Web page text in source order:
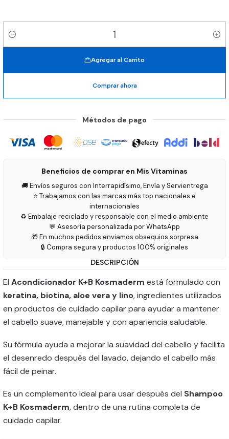
Cantidad
Agregar al Carrito
Comprar ahora
Métodos de pago
Beneficios de comprar en Mis Vitaminas
🚚 Envíos seguros con Interrapidísimo, Envía y Servientrega
⭐ Trabajamos con las marcas más top nacionales e
internacionales
♻️ Embalaje reciclado y responsable con el medio ambiente
💬 Asesoría personalizada por WhatsApp
🎁 En muchos pedidos enviamos obsequios sorpresa
🔒 Compra segura y productos 100% originales
DESCRIPCIÓN
El Acondicionador K+B Kosmaderm está formulado con
keratina, biotina, aloe vera y lino, ingredientes utilizados
en productos de cuidado capilar para ayudar a mantener
el cabello suave, manejable y con apariencia saludable.
Su fórmula ayuda a mejorar la suavidad del cabello y facilita
el desenredo después del lavado, dejando el cabello más
fácil de peinar.
Es un complemento ideal para usar después del Shampoo
K+B Kosmaderm, dentro de una rutina completa de
cuidado capilar.